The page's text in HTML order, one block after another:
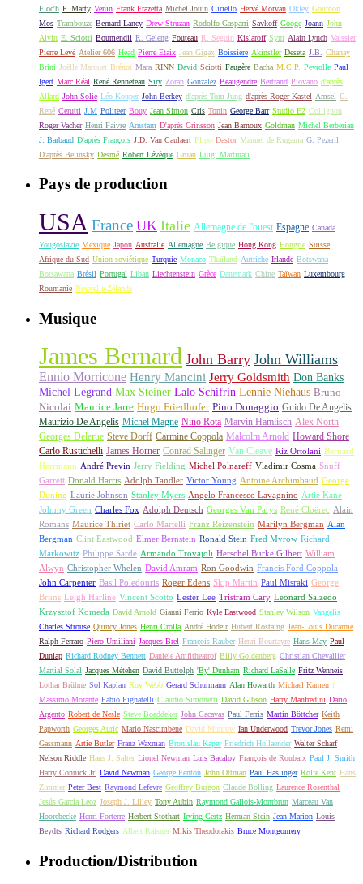
Floc'h P. Marty Venin Frank Frazetta Michel Jouin Ciriello Hervé Morvan Okley Gourdon
Mos Trambouze Bernard Lancy Drew Struzan Rodolfo Gasparri Savkoff Googe Joann John
Alvin E. Sciotti Boumendil R. Geleng Fouteau R. Seguin Kislaroff Sym Alain Lynch Vaissier
Pierre Levé Atelier 606 Head Pierre Etaix Jean Gigax Boissière Akinstler Deseta J.B.
Chanay
Brini Joëlle Marquet Brénot Mara RINN David Sciotti Faugère Bacha M.C.P. Peyrolle Paul
Igert Marc Réal René Renneteau Siry Zoran Gonzalez Beaugendre Bertrand Piovano d'après
Allard John Solie Léo Kouper John Berkey d'après Tom Jung d'après Roger Kastel Amsel C.
René Cerutti J.M Politeer Bouy Jean Simon Cris Tonin George Barr Studio E2 Collignon
Roger Vacher Henri Faivre Arnstam D'après Grinsson Jean Barnoux Goldman Michel Berberian
J. Barbaud D'après François J.D. Van Caulaert Flipo Dastor Manuel de Rugama G. Pezeril
D'après Belinsky Desmé Robert Lévèque Gruau Luigi Martinati
Pays de production
USA France UK Italie Allemagne de l'ouest Espagne Canada
Yougoslavie Mexique Japon Australie Allemagne Belgique Hong Kong Hongrie Suisse
Afrique du Sud Union soviétique Turquie Monaco Thaïland Autriche Irlande Botswana
Botsawana Brésil Portugal Liban Liechtenstein Grèce Danemark Chine Taïwan Luxembourg
Roumanie Nouvelle-Zélande
Musique
James Bernard John Barry John Williams
Ennio Morricone Henry Mancini Jerry Goldsmith Don Banks
Michel Legrand Max Steiner Lalo Schifrin Lennie Niehaus Bruno
Nicolai Maurice Jarre Hugo Friedhofer Pino Donaggio Guido De Angelis
Maurizio De Angelis Michel Magne Nino Rota Marvin Hamlisch Alex North
Georges Delerue Steve Dorff Carmine Coppola Malcolm Arnold Howard Shore
Carlo Rustichelli James Horner Conrad Salinger Van Cleave Riz Ortolani Bernard
Herrmann André Previn Jerry Fielding Michel Polnareff Vladimir Cosma Snuff
Garrett Donald Harris Adolph Tandler Victor Young Antoine Archimbaud George
Duning Laurie Johnson Stanley Myers Angelo Francesco Lavagnino Artie Kane
Johnny Green Charles Fox Adolph Deutsch Georges Van Parys René Cloërec Alain
Romans Maurice Thiriet Carlo Martelli Franz Reizenstein Marilyn Bergman Alan
Bergman Clint Eastwood Elmer Bernstein Ronald Stein Fred Myrow Richard
Markowitz Philippe Sarde Armando Trovajoli Herschel Burke Gilbert William
Alwyn Christopher Whelen David Amram Ron Goodwin Francis Ford Coppola
John Carpenter Basil Poledouris Roger Edens Skip Martin Paul Misraki George
Bruns Leigh Harline Vincent Scotto Lester Lee Tristram Cary Leonard Salzedo
Krzysztof Komeda David Arnold Gianni Ferrio Kyle Eastwood Stanley Wilson Vangelis
Charles Strouse Quincy Jones Henri Crolla André Hodeir Hubert Rostaing Jean-Louis Ducarme
Ralph Ferraro Piero Umiliani Jacques Brel François Rauber Henri Bourtayre Hans May Paul
Dunlap Richard Rodney Bennett Daniele Amfitheatrof Billy Goldenberg Christian Chevallier
Martial Solal Jacques Métehen David Buttolph 'By' Dunham Richard LaSalle Fritz Wenneis
Lothar Brühne Sol Kaplan Roy Webb Gerard Schurmann Alan Howarth Michael Kamen f
Massimo Morante Fabio Pignatelli Claudio Simonetti David Gibson Harry Manfredini Dario
Argento Robert de Nesle Steve Boeddeker John Cacavas Paul Ferris Martin Böttcher Keith
Papworth Georges Auric Mario Nascimbene David Munrow Ian Underwood Trevor Jones Remi
Gassmann Artie Butler Franz Waxman Bronislau Kaper Friedrich Hollaender Walter Scharf
Nelson Riddle Hans J. Salter Lionel Newman Luis Bacalov François de Roubaix Paul J. Smith
Harry Connick Jr. David Newman George Fenton John Ottman Paul Haslinger Rolfe Kent Hans
Zimmer Peter Best Raymond Lefevre Geoffrey Burgon Claude Bolling Laurence Rosenthal
Jesús García Leoz Joseph J. Lilley Tony Aubin Raymond Gallois-Montbrun Marceau Van
Hoorebecke Henri Forterre Herbert Stothart Irving Gertz Herman Stein Jean Marion Louis
Beydts Richard Rodgers Albert Raisner Mikis Theodorakis Bruce Montgomery
Production/Distribution